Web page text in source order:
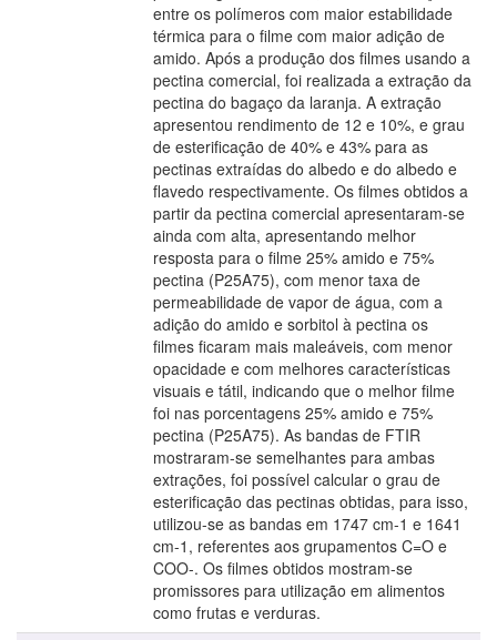
entre os polímeros com maior estabilidade
térmica para o filme com maior adição de
amido. Após a produção dos filmes usando a
pectina comercial, foi realizada a extração da
pectina do bagaço da laranja. A extração
apresentou rendimento de 12 e 10%, e grau
de esterificação de 40% e 43% para as
pectinas extraídas do albedo e do albedo e
flavedo respectivamente. Os filmes obtidos a
partir da pectina comercial apresentaram-se
ainda com alta, apresentando melhor
resposta para o filme 25% amido e 75%
pectina (P25A75), com menor taxa de
permeabilidade de vapor de água, com a
adição do amido e sorbitol à pectina os
filmes ficaram mais maleáveis, com menor
opacidade e com melhores características
visuais e tátil, indicando que o melhor filme
foi nas porcentagens 25% amido e 75%
pectina (P25A75). As bandas de FTIR
mostraram-se semelhantes para ambas
extrações, foi possível calcular o grau de
esterificação das pectinas obtidas, para isso,
utilizou-se as bandas em 1747 cm-1 e 1641
cm-1, referentes aos grupamentos C=O e
COO-. Os filmes obtidos mostram-se
promissores para utilização em alimentos
como frutas e verduras.